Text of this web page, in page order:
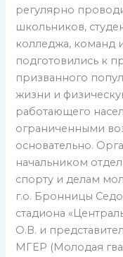
регулярно
школьников,
колледжа,
подготовились к
призванного
жизни и
работающего
ограниченными
основательно.
начальником
спорту и делам
г.о. Бронницы
стадиона
О.В. и
МГЕР (Молодая